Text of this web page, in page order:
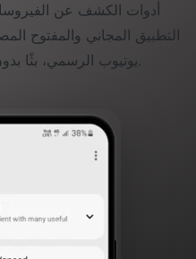
أدوات الكشف عن
التطبيق المجاني والمفتوح
يوتيوب الرسمي، بثًا بدون إعلانات وميزات إضافية.